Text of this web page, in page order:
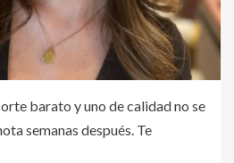
barato y uno de calidad no se
semanas después. Te